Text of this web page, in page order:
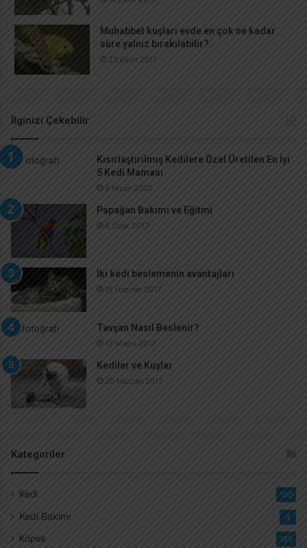
Muhabbet kuşları evde en çok ne kadar
süre yalnız bırakılabilir?
23 Ekim 2017
İlginizi Çekebilir
Kısırlaştırılmış Kedilere Özel Üretilen En İyi
5 Kedi Maması
9 Nisan 2020
Papağan Bakımı ve Eğitmi
6 Ocak 2017
İki kedi beslemenin avantajları
15 Haziran 2017
Tavşan Nasıl Beslenir?
13 Mayıs 2017
Kediler ve Kuşlar
20 Haziran 2017
Kategoriler
Kedi 190
Kedi Bakımı 4
Köpek 185